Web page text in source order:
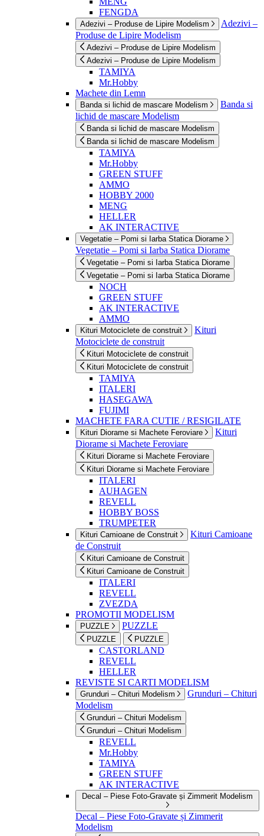
FENGDA
Adezivi – Produse de Lipire Modelism
Adezivi –
Produse de Lipire Modelism
Adezivi – Produse de Lipire Modelism
Adezivi – Produse de Lipire Modelism
TAMIYA
Mr.Hobby
Machete din Lemn
Banda si lichid de mascare Modelism
Banda si
lichid de mascare Modelism
Banda si lichid de mascare Modelism
Banda si lichid de mascare Modelism
TAMIYA
Mr.Hobby
GREEN STUFF
AMMO
HOBBY 2000
MENG
HELLER
AK INTERACTIVE
Vegetatie – Pomi si Iarba Statica Diorame
Vegetatie – Pomi si Iarba Statica Diorame
Vegetatie – Pomi si Iarba Statica Diorame
Vegetatie – Pomi si Iarba Statica Diorame
NOCH
GREEN STUFF
AK INTERACTIVE
AMMO
Kituri Motociclete de construit
Kituri
Motociclete de construit
Kituri Motociclete de construit
Kituri Motociclete de construit
TAMIYA
ITALERI
HASEGAWA
FUJIMI
MACHETE FARA CUTIE / RESIGILATE
Kituri Diorame si Machete Feroviare
Kituri
Diorame si Machete Feroviare
Kituri Diorame si Machete Feroviare
Kituri Diorame si Machete Feroviare
ITALERI
AUHAGEN
REVELL
HOBBY BOSS
TRUMPETER
Kituri Camioane de Construit
Kituri Camioane
de Construit
Kituri Camioane de Construit
Kituri Camioane de Construit
ITALERI
REVELL
ZVEZDA
PROMOTII MODELISM
PUZZLE PUZZLE
PUZZLE PUZZLE
CASTORLAND
REVELL
HELLER
REVISTE SI CARTI MODELISM
Grunduri – Chituri Modelism
Grunduri – Chituri
Modelism
Grunduri – Chituri Modelism
Grunduri – Chituri Modelism
REVELL
Mr.Hobby
TAMIYA
GREEN STUFF
AK INTERACTIVE
Decal – Piese Foto-Gravate și Zimmerit Modelism
Decal – Piese Foto-Gravate și Zimmerit
Modelism